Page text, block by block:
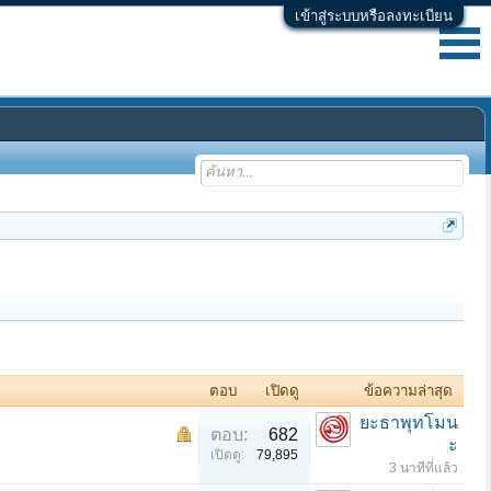
เข้าสู่ระบบหรือลงทะเบียน
ตอบ เปิดดู ข้อความล่าสุด
ตอบ: 682
เปิดดู: 79,895
ยะธาพุทโมน
ะ
3 นาทีที่แล้ว